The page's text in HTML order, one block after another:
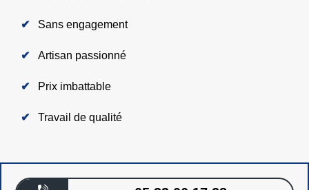
Sans engagement
Artisan passionné
Prix imbattable
Travail de qualité